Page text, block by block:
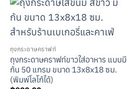
ถุงกระดาษคราฟท์
ถุงกระดาษคราฟท์ขาวใส่อาหาร แบบมี
ก้น 50 แกรม ขนาด 13x8x18 ซม.
(พิมพ์โลโก้ได้)